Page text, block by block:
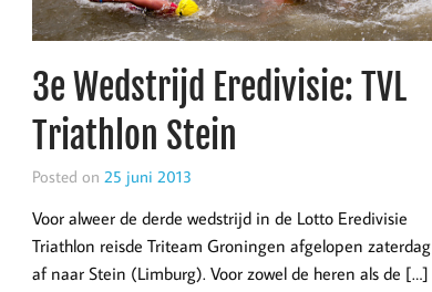
3e Wedstrijd Eredivisie: TVL
Triathlon Stein
Posted on 25 juni 2013
Voor alweer de derde wedstrijd in de Lotto Eredivisie
Triathlon reisde Triteam Groningen afgelopen zaterdag
af naar Stein (Limburg). Voor zowel de heren als de […]